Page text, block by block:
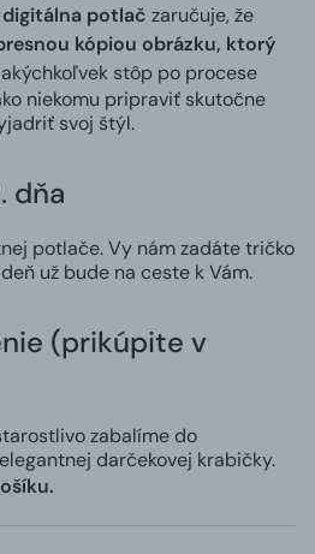
digitálna potlač zaručuje, že
kópiou obrázku, ktorý
stôp po procese
niekomu pripraviť skutočne
svoj štýl.
dňa
potlače. Vy nám zadáte tričko
už bude na ceste k Vám.
(prikúpite v
zabalíme do
darčekovej krabičky.